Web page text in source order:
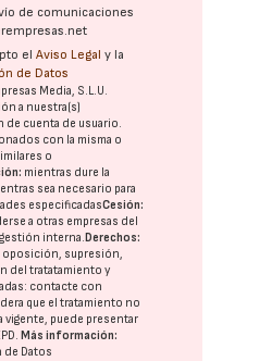
de comunicaciones
elAviso Legal y la
de Datos
Media, S.L.U.
a nuestra(s)
cuenta de usuario.
con la misma o
o
mientras dure la
sea necesario para
especificadasCesión:
a otras empresas del
interna. Derechos:
supresión,
del tratatamiento y
contacte con
que el tratamiento no
vigente, puede presentar
. Más información:
de Datos